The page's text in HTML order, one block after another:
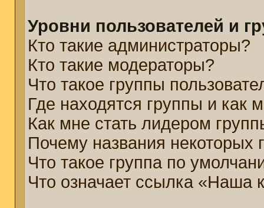
Уровни пользователей и
Кто такие администраторы?
Кто такие модераторы?
Что такое группы
Где находятся группы и как
Как мне стать лидером
Почему названия некоторых
Что такое группа по
Что означает ссылка «Наша